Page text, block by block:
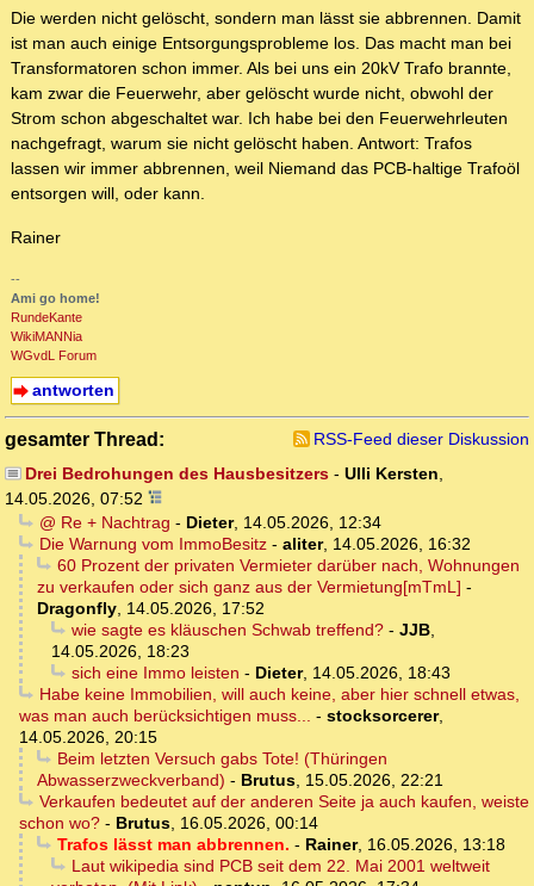
Die werden nicht gelöscht, sondern man lässt sie abbrennen. Damit
ist man auch einige Entsorgungsprobleme los. Das macht man bei
Transformatoren schon immer. Als bei uns ein 20kV Trafo brannte,
kam zwar die Feuerwehr, aber gelöscht wurde nicht, obwohl der
Strom schon abgeschaltet war. Ich habe bei den Feuerwehrleuten
nachgefragt, warum sie nicht gelöscht haben. Antwort: Trafos
lassen wir immer abbrennen, weil Niemand das PCB-haltige Trafoöl
entsorgen will, oder kann.
Rainer
--
Ami go home!
RundeKante
WikiMANNia
WGvdL Forum
antworten
gesamter Thread:
RSS-Feed dieser Diskussion
Drei Bedrohungen des Hausbesitzers- Ulli Kersten,
14.05.2026, 07:52
@ Re + Nachtrag - Dieter, 14.05.2026, 12:34
Die Warnung vom ImmoBesitz- aliter, 14.05.2026, 16:32
60 Prozent der privaten Vermieter darüber nach, Wohnungen
zu verkaufen oder sich ganz aus der Vermietung[mTmL] -
Dragonfly, 14.05.2026, 17:52
wie sagte es kläuschen Schwab treffend?- JJB,
14.05.2026, 18:23
sich eine Immo leisten - Dieter, 14.05.2026, 18:43
Habe keine Immobilien, will auch keine, aber hier schnell etwas,
was man auch berücksichtigen muss... - stocksorcerer,
14.05.2026, 20:15
Beim letzten Versuch gabs Tote! (Thüringen
Abwasserzweckverband) - Brutus, 15.05.2026, 22:21
Verkaufen bedeutet auf der anderen Seite ja auch kaufen, weiste
schon wo? - Brutus, 16.05.2026, 00:14
Trafos lässt man abbrennen. - Rainer, 16.05.2026, 13:18
Laut wikipedia sind PCB seit dem 22. Mai 2001 weltweit